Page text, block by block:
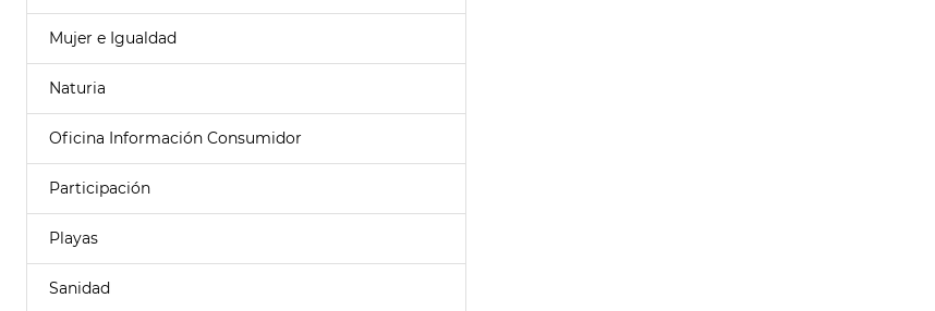
Mujer e Igualdad
Naturia
Oficina Información Consumidor
Participación
Playas
Sanidad